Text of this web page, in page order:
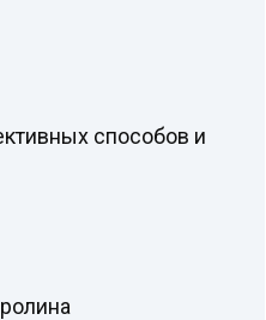
способов и